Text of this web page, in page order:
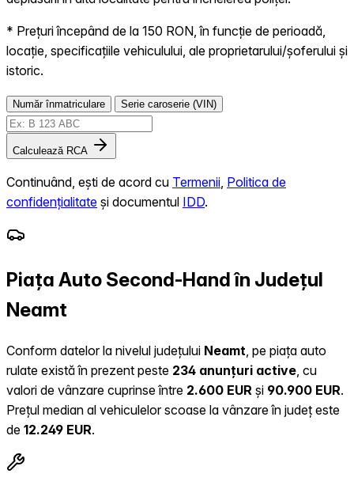
* Prețuri începând de la 150 RON, în funcție de perioadă,
locație, specificațiile vehiculului, ale proprietarului/șoferului și
istoric.
Număr înmatriculare Serie caroserie (VIN)
Calculează RCA
Continuând, ești de acord cu Termenii Politica de
confidențialitate și documentul IDD.
Piața Auto Second-Hand în Județul
Neamt
Conform datelor la nivelul județului Neamt , pe piața auto
rulate există în prezent peste 234 anunțuri active , cu
valori de vânzare cuprinse între 2.600 EUR și 90.900 EUR.
Prețul median al vehiculelor scoase la vânzare în județ este
de 12.249 EUR.